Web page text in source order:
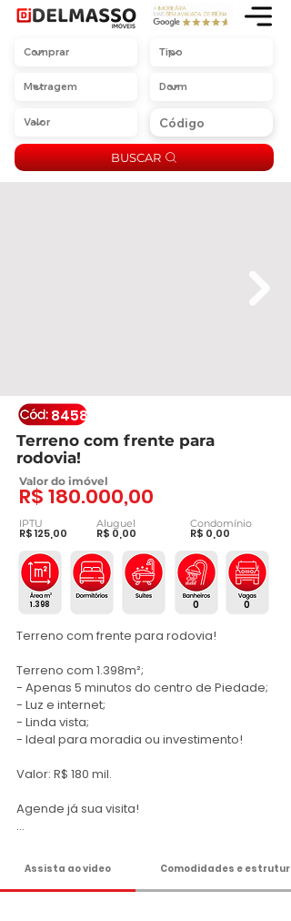
BUSCAR
8458
Terreno com frente para
rodovia!
Valor do imóvel
R$ 180.000,00
IPTU
R$ 125,00
Aluguel
R$ 0,00
Condomínio
R$ 0,00
0 0
1.398
Terreno com frente para rodovia!
Terreno com 1.398m²;
- Apenas 5 minutos do centro de Piedade;
- Luz e internet;
- Linda vista;
- Ideal para moradia ou investimento!
Valor: R$ 180 mil.
Agende já sua visita!
Tel: 15 3241.2846
WhatsApp: 15 98178-0158
www.delmassoimoveis.com.br
Assista ao vídeo Comodidades e estrutura